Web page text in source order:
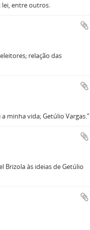
lei, entre outros.
relação das
minha vida; Getúlio Vargas.”
Brizola às ideias de Getúlio